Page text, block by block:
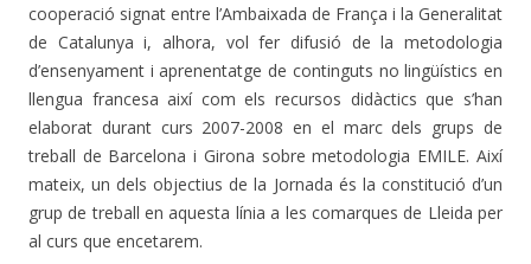
cooperació signat entre l’Ambaixada de França i la Generalitat
de Catalunya i, alhora, vol fer difusió de la metodologia
d’ensenyament i aprenentatge de continguts no lingüístics en
llengua francesa així com els recursos didàctics que s’han
elaborat durant curs 2007-2008 en el marc dels grups de
treball de Barcelona i Girona sobre metodologia EMILE. Així
mateix, un dels objectius de la Jornada és la constitució d’un
grup de treball en aquesta línia a les comarques de Lleida per
al curs que encetarem.